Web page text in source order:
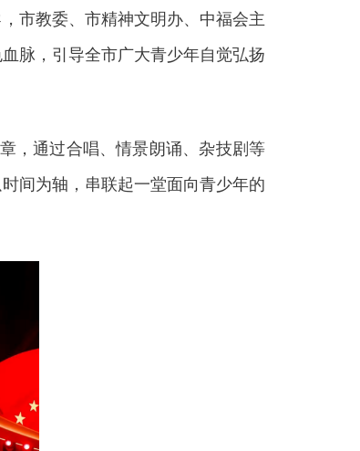
市教委、市精神文明办、中福会主
脉，引导全市广大青少年自觉弘扬
，通过合唱、情景朗诵、杂技剧等
间为轴，串联起一堂面向青少年的